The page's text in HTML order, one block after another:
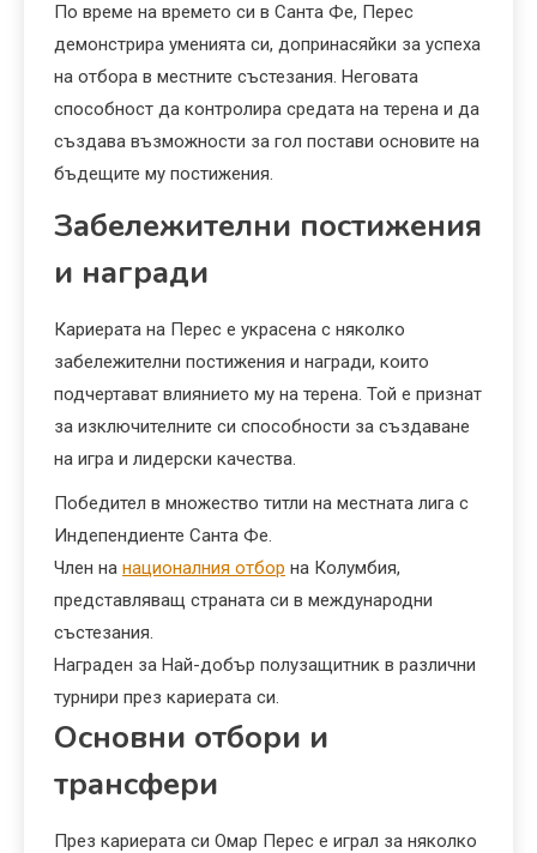
По време на времето си в Санта Фе, Перес
демонстрира уменията си, допринасяйки за успеха
на отбора в местните състезания. Неговата
способност да контролира средата на терена и да
създава възможности за гол постави основите на
бъдещите му постижения.
Забележителни постижения
и награди
Кариерата на Перес е украсена с няколко
забележителни постижения и награди, които
подчертават влиянието му на терена. Той е признат
за изключителните си способности за създаване
на игра и лидерски качества.
Победител в множество титли на местната лига с
Индепендиенте Санта Фе.
Член на националния отбор на Колумбия,
представляващ страната си в международни
състезания.
Награден за Най-добър полузащитник в различни
турнири през кариерата си.
Основни отбори и
трансфери
През кариерата си Омар Перес е играл за няколко